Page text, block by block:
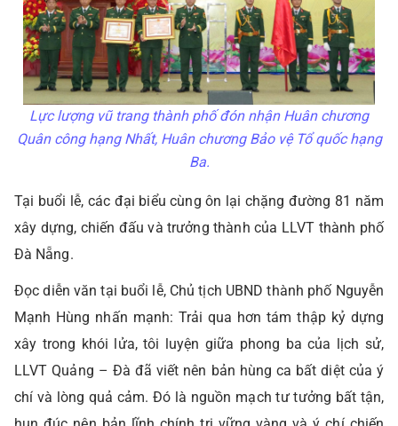
Lực lượng vũ trang thành phố đón nhận Huân chương
Quân công hạng Nhất, Huân chương Bảo vệ Tổ quốc hạng
Ba.
Tại buổi lễ, các đại biểu cùng ôn lại chặng đường 81 năm
xây dựng, chiến đấu và trưởng thành của LLVT thành phố
Đà Nẵng.
Đọc diễn văn tại buổi lễ, Chủ tịch UBND thành phố Nguyễn
Mạnh Hùng nhấn mạnh: Trải qua hơn tám thập kỷ dựng
xây trong khói lửa, tôi luyện giữa phong ba của lịch sử,
LLVT Quảng – Đà đã viết nên bản hùng ca bất diệt của ý
chí và lòng quả cảm. Đó là nguồn mạch tư tưởng bất tận,